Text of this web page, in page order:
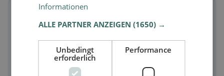
Pflanzliche Gerichte & vegane Küche
Jetzt entdecken →
Informationen
ALLE PARTNER ANZEIGEN(1650) →
Unbedingt
erforderlich
Performance